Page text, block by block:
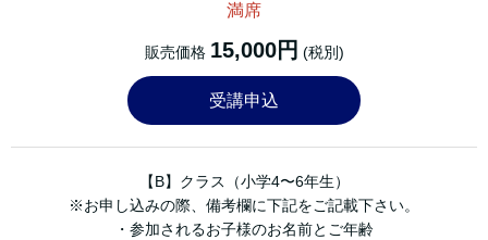
満席
販売価格 15,000円 (税別)
受講申込
【B】クラス（小学4〜6年生）
※お申し込みの際、備考欄に下記をご記載下さい。
・参加されるお子様のお名前とご年齢